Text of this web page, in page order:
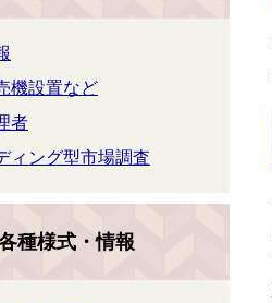
機設置など
者
ィング型市場調査
種様式・情報